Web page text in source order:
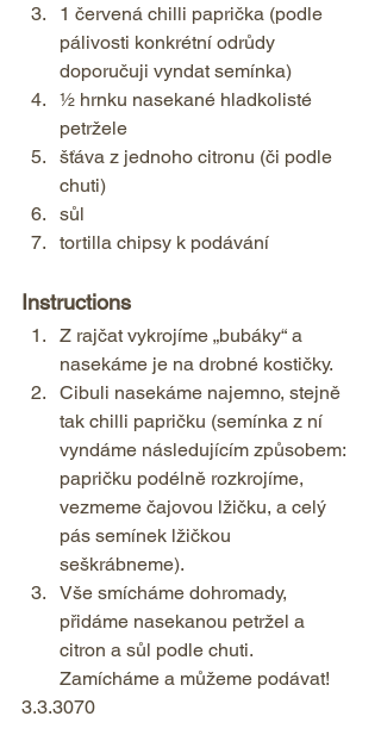
1 červená chilli paprička (podle
pálivosti konkrétní odrůdy
doporučuji vyndat semínka)
½ hrnku nasekané hladkolisté
petržele
šťáva z jednoho citronu (či podle
chuti)
sůl
tortilla chipsy k podávání
Instructions
Z rajčat vykrojíme „bubáky“ a
nasekáme je na drobné kostičky.
Cibuli nasekáme najemno, stejně
tak chilli papričku (semínka z ní
vyndáme následujícím způsobem:
papričku podélně rozkrojíme,
vezmeme čajovou lžičku, a celý
pás semínek lžičkou
seškrábneme).
Vše smícháme dohromady,
přidáme nasekanou petržel a
citron a sůl podle chuti.
Zamícháme a můžeme podávat!
3.3.3070